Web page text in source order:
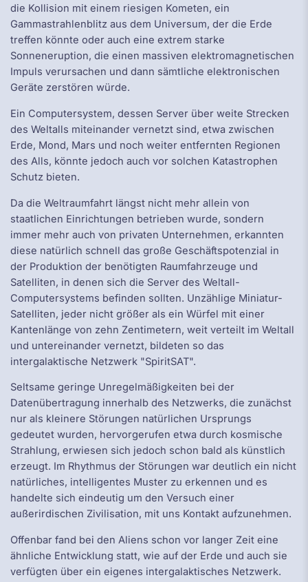
die Kollision mit einem riesigen Kometen, ein
Gammastrahlenblitz aus dem Universum, der die Erde
treffen könnte oder auch eine extrem starke
Sonneneruption, die einen massiven elektromagnetischen
Impuls verursachen und dann sämtliche elektronischen
Geräte zerstören würde.
Ein Computersystem, dessen Server über weite Strecken
des Weltalls miteinander vernetzt sind, etwa zwischen
Erde, Mond, Mars und noch weiter entfernten Regionen
des Alls, könnte jedoch auch vor solchen Katastrophen
Schutz bieten.
Da die Weltraumfahrt längst nicht mehr allein von
staatlichen Einrichtungen betrieben wurde, sondern
immer mehr auch von privaten Unternehmen, erkannten
diese natürlich schnell das große Geschäftspotenzial in
der Produktion der benötigten Raumfahrzeuge und
Satelliten, in denen sich die Server des Weltall-
Computersystems befinden sollten. Unzählige Miniatur-
Satelliten, jeder nicht größer als ein Würfel mit einer
Kantenlänge von zehn Zentimetern, weit verteilt im Weltall
und untereinander vernetzt, bildeten so das
intergalaktische Netzwerk "SpiritSAT".
Seltsame geringe Unregelmäßigkeiten bei der
Datenübertragung innerhalb des Netzwerks, die zunächst
nur als kleinere Störungen natürlichen Ursprungs
gedeutet wurden, hervorgerufen etwa durch kosmische
Strahlung, erwiesen sich jedoch schon bald als künstlich
erzeugt. Im Rhythmus der Störungen war deutlich ein nicht
natürliches, intelligentes Muster zu erkennen und es
handelte sich eindeutig um den Versuch einer
außerirdischen Zivilisation, mit uns Kontakt aufzunehmen.
Offenbar fand bei den Aliens schon vor langer Zeit eine
ähnliche Entwicklung statt, wie auf der Erde und auch sie
verfügten über ein eigenes intergalaktisches Netzwerk.